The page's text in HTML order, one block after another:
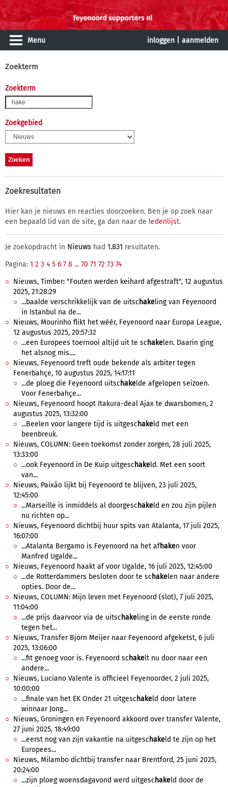
Menu inloggen aanmelden
Zoekterm
Zoekterm
Zoekgebied
Zoekresultaten
Hier kan je nieuws en reacties doorzoeken. Ben je op zoek naar
een bepaald lid van de site, ga dan naar de ledenlijst.
Je zoekopdracht in Nieuws had 1.831 resultaten.
Pagina: 1 2 3 4 5 6 7 8 ... 70 71 72 73 74
Nieuws, Timber: "Fouten werden keihard afgestraft", 12 augustus
2025, 21:28:29
...baalde verschrikkelijk van de uitsc hakeling van Feyenoord
in Istanbul na de...
Nieuws, Mourinho flikt het wéér, Feyenoord naar Europa League,
12 augustus 2025, 20:57:32
...een Europees toernooi altijd uit te sc hakelen. Daarin ging
het alsnog mis....
Nieuws, Feyenoord treft oude bekende als arbiter tegen
Fenerbahçe, 10 augustus 2025, 14:17:11
...de ploeg die Feyenoord uitsc hakelde afgelopen seizoen.
Voor Fenerbahçe...
Nieuws, Feyenoord hoopt Itakura-deal Ajax te dwarsbomen, 2
augustus 2025, 13:32:00
...Beelen voor langere tijd is uitgesc hakeld met een
beenbreuk.
Nieuws, COLUMN: Geen toekomst zonder zorgen, 28 juli 2025,
13:33:00
...ook Feyenoord in De Kuip uitgesc hakeld. Met een soort
van...
Nieuws, Paixão lijkt bij Feyenoord te blijven, 23 juli 2025,
12:45:00
...Marseille is inmiddels al doorgesc hakeld en zou zijn pijlen
nu richten op...
Nieuws, Feyenoord dichtbij huur spits van Atalanta, 17 juli 2025,
16:07:00
...Atalanta Bergamo is Feyenoord na het afhaken voor
Manfred Ugalde...
Nieuws, Feyenoord haakt af voor Ugalde, 16 juli 2025, 12:45:00
...de Rotterdammers besloten door te sc hakelen naar andere
opties. Door de...
Nieuws, COLUMN: Mijn leven met Feyenoord (slot), 7 juli 2025,
11:04:00
...de prijs daarvoor via de uitsc hakeling in de eerste ronde
tegen het...
Nieuws, Transfer Bjorn Meijer naar Feyenoord afgeketst, 6 juli
2025, 13:06:00
...fit genoeg voor is. Feyenoord sc hakelt nu door naar een
andere...
Nieuws, Luciano Valente is officieel Feyenoorder, 2 juli 2025,
10:00:00
...finale van het EK Onder 21 uitgesc hakeld door latere
winnaar Jong...
Nieuws, Groningen en Feyenoord akkoord over transfer Valente,
27 juni 2025, 18:49:00
...eerst nog van zijn vakantie na uitgesc hakeld te zijn op het
Europees...
Nieuws, Milambo dichtbij transfer naar Brentford, 25 juni 2025,
20:24:00
...zijn ploeg woensdagavond werd uitgesc hakeld door de